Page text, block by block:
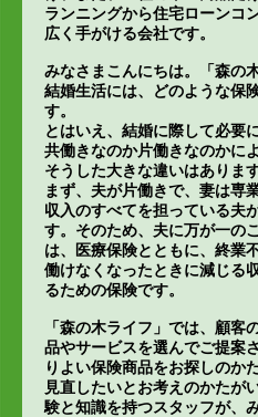
ランニングから住宅ローンコ
広く手がける会社です。
みなさまこんにちは。「森の
結婚生活には、どのような保
す。
とはいえ、結婚に際して必要
共働きなのか片働きなのかに
そうした大きな違いはありま
まず、夫が片働きで、妻は専
収入のすべてを担っている夫
す。そのため、夫に万が一の
は、医療保険とともに、終業
働けなくなったときに減じる
るための保険です。
「森の木ライフ」では、顧
品やサービスを選んでご提案
りよい保険商品をお探しのか
見直したいとお考えのかたが
験と知識を持つスタッフが、